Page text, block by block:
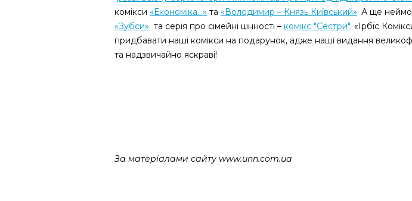
комікси «Економіка...» та «Володимир – Князь Київський». А ще
«Зубси» та серія про сімейні цінності – комікс "Сестри". «Ірбіс
придбавати наші комікси на подарунок, адже наші видання
та надзвичайно яскраві!
За матеріалами сайту www.unn.com.ua